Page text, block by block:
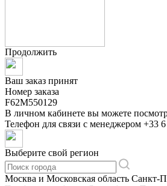
Продолжить
Ваш заказ принят
Номер заказа
F62M550129
В личном кабинете вы можете
Телефон для связи с менеджером +33
Выберите свой регион
Москва и Московская область Санкт-